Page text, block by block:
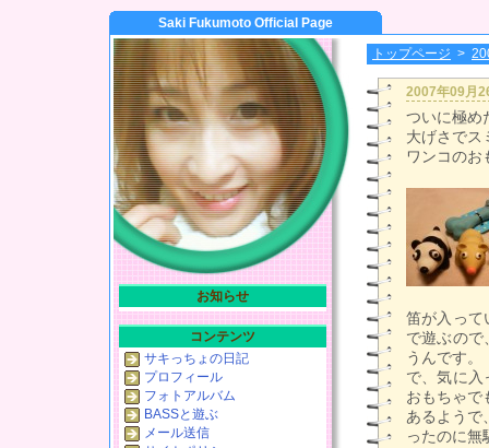
Saki Fukumoto Official Page
トップページ >
2007年09月
ついに極め
大げさでス
ワンコのお
笛が入って
で遊ぶので
うんです。
で、気に入
おもちゃで
あるようで
ったのに無
お知らせ
コンテンツ
サキっちょの日記
プロフィール
フォトアルバム
BASSと遊ぶ
メール送信